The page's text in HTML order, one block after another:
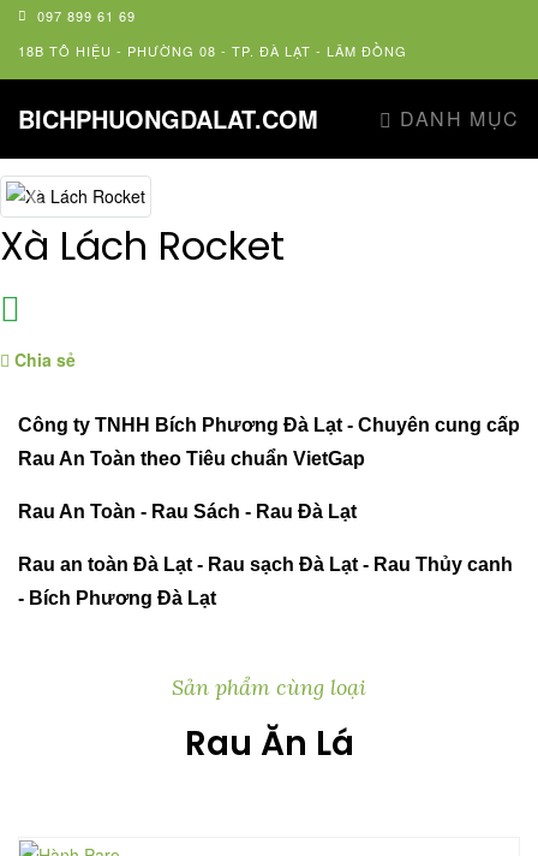
097 899 61 69
18B TÔ HIỆU - PHƯỜNG 08 - TP. ĐÀ LẠT - LÂM ĐỒNG
BICHPHUONGDALAT.COM DANH MỤC
Previous
Xà Lách Rocket
Chia sẻ
Công ty TNHH Bích Phương Đà Lạt - Chuyên cung cấp
Rau An Toàn theo Tiêu chuẩn VietGap
Rau An Toàn - Rau Sách - Rau Đà Lạt
Rau an toàn Đà Lạt - Rau sạch Đà Lạt - Rau Thủy canh
- Bích Phương Đà Lạt
Sản phẩm cùng loại
Rau Ăn Lá